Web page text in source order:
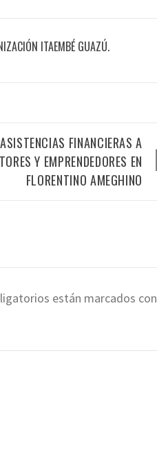
ITAEMBÉ GUAZÚ.
FINANCIERAS A
Y EMPRENDEDORES EN
FLORENTINO AMEGHINO
están marcados con